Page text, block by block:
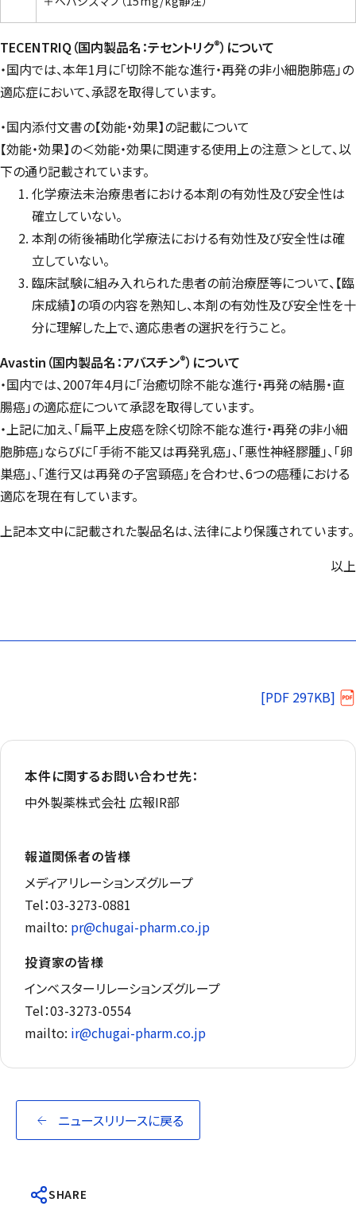
TECENTRIQ（国内製品名：テセントリク®）について
・国内では、本年1月に「切除不能な進行・再発の非小細胞肺癌」の
適応症において、承認を取得しています。
・国内添付文書の【効能・効果】の記載について
【効能・効果】の＜効能・効果に関連する使用上の注意＞として、以
下の通り記載されています。
化学療法未治療患者における本剤の有効性及び安全性は
確立していない。
本剤の術後補助化学療法における有効性及び安全性は確
立していない。
臨床試験に組み入れられた患者の前治療歴等について、【臨
床成績】の項の内容を熟知し、本剤の有効性及び安全性を十
分に理解した上で、適応患者の選択を行うこと。
Avastin（国内製品名：アバスチン®）について
・国内では、2007年4月に「治癒切除不能な進行・再発の結腸・直
腸癌」の適応症について承認を取得しています。
・上記に加え、「扁平上皮癌を除く切除不能な進行・再発の非小細
胞肺癌」ならびに「手術不能又は再発乳癌」、「悪性神経膠腫」、「卵
巣癌」、「進行又は再発の子宮頸癌」を合わせ、6つの癌種における
適応を現在有しています。
上記本文中に記載された製品名は、法律により保護されています。
以上
[PDF 297KB]
本件に関するお問い合わせ先：
中外製薬株式会社 広報IR部
報道関係者の皆様
メディアリレーションズグループ
Tel：03-3273-0881
mailto: pr@chugai-pharm.co.jp
投資家の皆様
インベスターリレーションズグループ
Tel：03-3273-0554
mailto: ir@chugai-pharm.co.jp
ニュースリリースに戻る
SHARE